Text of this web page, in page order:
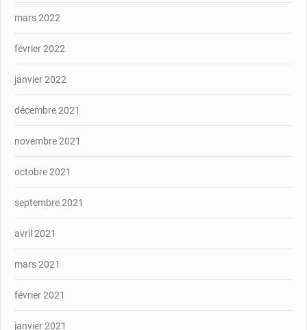
mars 2022
février 2022
janvier 2022
décembre 2021
novembre 2021
octobre 2021
septembre 2021
avril 2021
mars 2021
février 2021
janvier 2021